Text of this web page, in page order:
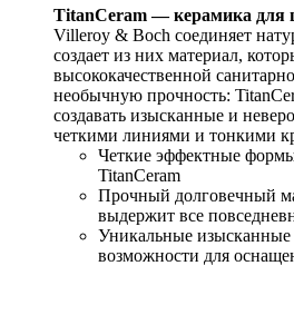
TitanCeram — керамика для
Villeroy & Boch соединяет
создает из них материал,
высококачественной
необычную прочность:
создавать изысканные и
четкими линиями и тонкими
Четкие эффектные
TitanCeram
Прочный долговечный
выдержит все
Уникальные
возможности для